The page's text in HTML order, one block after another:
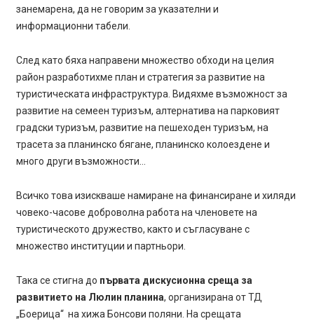
занемарена, да не говорим за указателни и
информационни табели.
След като бяха направени множество обходи на целия
район разработихме план и стратегия за развитие на
туристическата инфраструктура. Видяхме възможност за
развитие на семеен туризъм, алтернатива на парковият
градски туризъм, развитие на пешеходен туризъм, на
трасета за планинско бягане, планинско колоездене и
много други възможности…
Всичко това изискваше намиране на финансиране и хиляди
човеко-часове доброволна работа на членовете на
туристическото дружество, както и съгласуване с
множество институции и партньори.
Така се стигна до първата дискусионна среща за
развитието на Люлин планина, организирана от ТД
„Боерица“ на хижа Бонсови поляни. На срещата